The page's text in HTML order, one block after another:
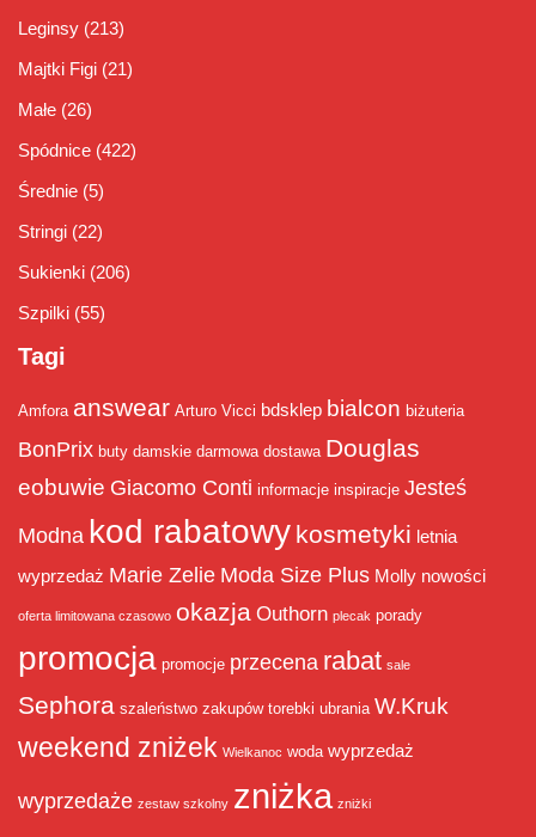
Leginsy (213)
Majtki Figi (21)
Małe (26)
Spódnice (422)
Średnie (5)
Stringi (22)
Sukienki (206)
Szpilki (55)
Tagi
Amfora answear Arturo Vicci bdsklep bialcon biżuteria
BonPrix buty damskie darmowa dostawa Douglas
eobuwie Giacomo Conti informacje inspiracje Jesteś
Modna kod rabatowy kosmetyki letnia
wyprzedaż Marie Zelie Moda Size Plus Molly nowości
oferta limitowana czasowo okazja Outhorn plecak porady
promocja promocje przecena rabat sale
Sephora szaleństwo zakupów torebki ubrania W.Kruk
weekend zniżek Wielkanoc woda wyprzedaż
wyprzedaże zestaw szkolny zniżka zniżki